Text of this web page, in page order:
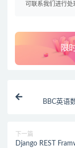
可联系我们进行处
BBC英语
下一篇
Django REST